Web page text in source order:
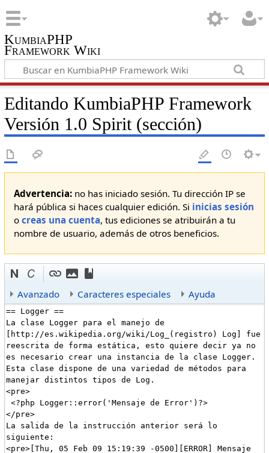
KumbiaPHP
Framework Wiki
Editando KumbiaPHP Framework
Versión 1.0 Spirit (sección)
Advertencia: no has iniciado sesión. Tu dirección IP se
hará pública si haces cualquier edición. Si inicias sesión
ocreas una cuenta, tus ediciones se atribuirán a tu
nombre de usuario, además de otros beneficios.
Avanzado Caracteres especiales Ayuda